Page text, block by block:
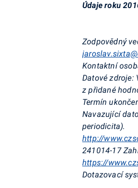
Údaje roku
Zodpovědný
Kontaktní
Datové zdroje:
z přidané
Termín
Navazující
periodicita).
http://
241014-17
https://
Dotazovací